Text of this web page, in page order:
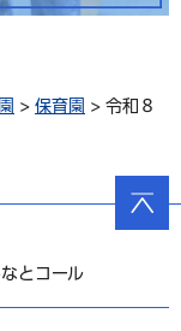
> 保育園 > 令和８
とコール
ページ
の先頭